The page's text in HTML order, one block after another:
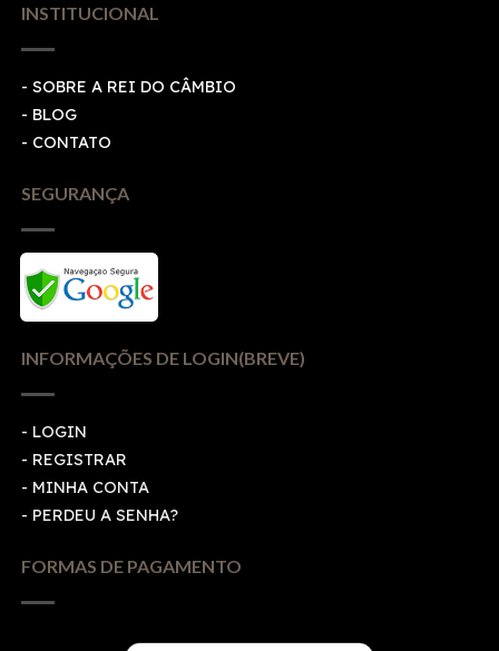
INSTITUCIONAL
- SOBRE A REI DO CÂMBIO
- BLOG
- CONTATO
SEGURANÇA
INFORMAÇÕES DE LOGIN(BREVE)
- LOGIN
- REGISTRAR
- MINHA CONTA
- PERDEU A SENHA?
FORMAS DE PAGAMENTO